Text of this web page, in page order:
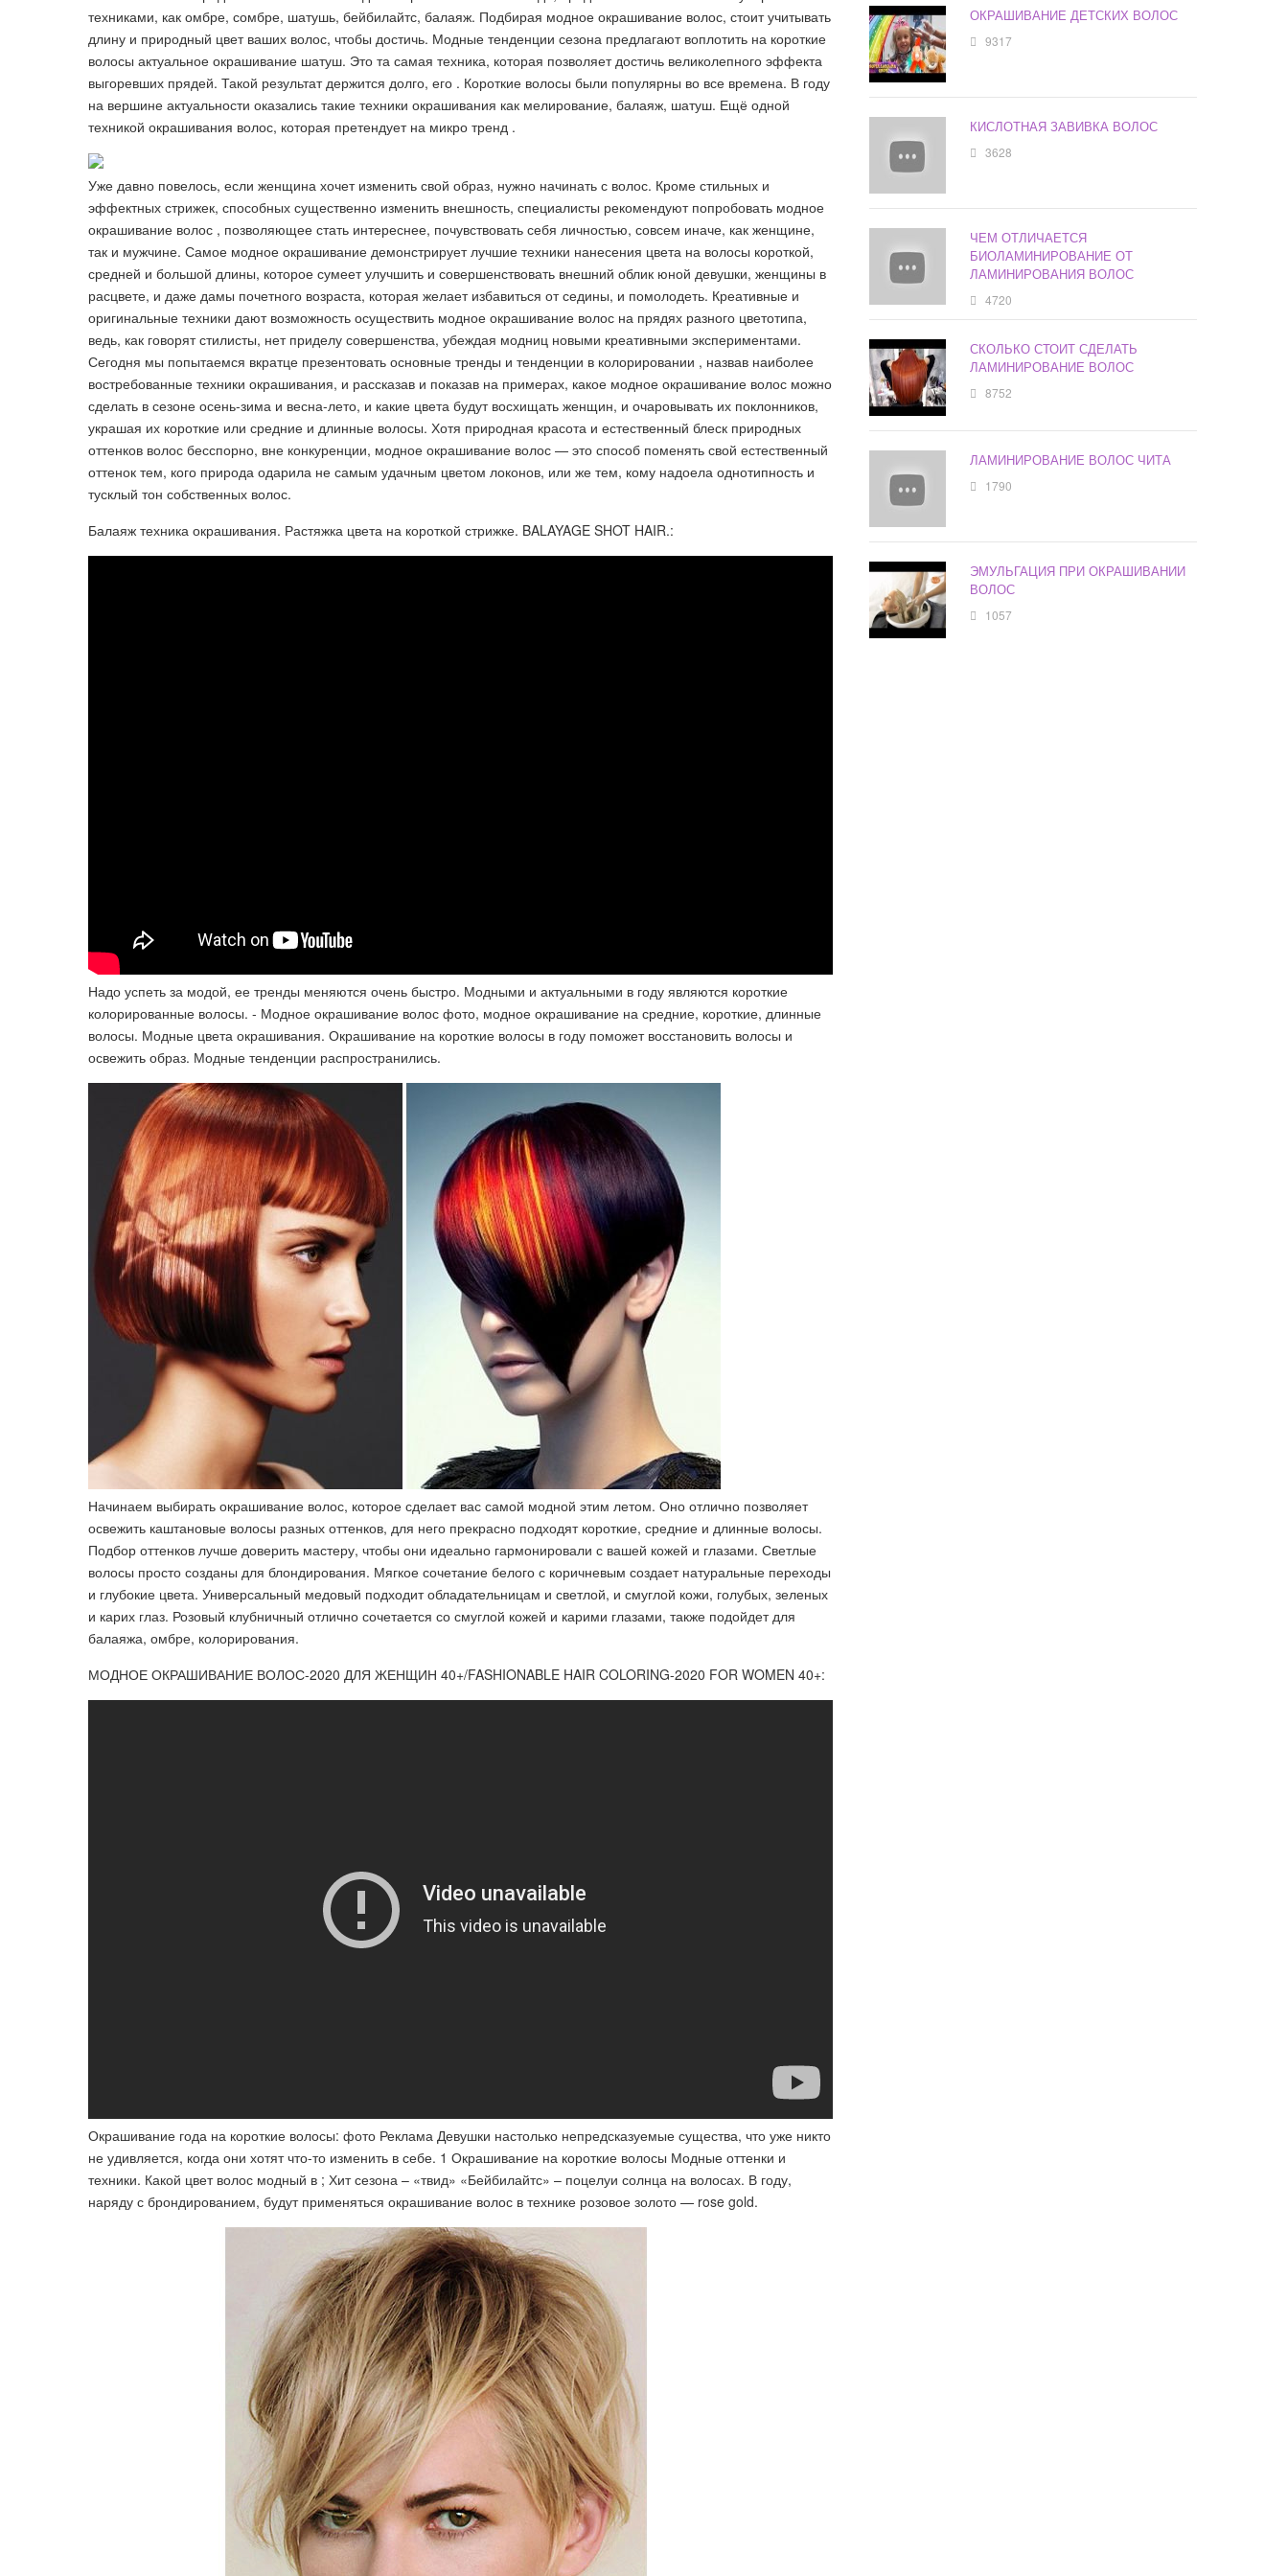
техниками, как омбре, сомбре, шатушь, бейбилайтс, балаяж. Подбирая модное окрашивание волос, стоит учитывать
длину и природный цвет ваших волос, чтобы достичь. Модные тенденции сезона предлагают воплотить на короткие
волосы актуальное окрашивание шатуш. Это та самая техника, которая позволяет достичь великолепного эффекта
выгоревших прядей. Такой результат держится долго, его . Короткие волосы были популярны во все времена. В году
на вершине актуальности оказались такие техники окрашивания как мелирование, балаяж, шатуш. Ещё одной
техникой окрашивания волос, которая претендует на микро тренд .
Уже давно повелось, если женщина хочет изменить свой образ, нужно начинать с волос. Кроме стильных и
эффектных стрижек, способных существенно изменить внешность, специалисты рекомендуют попробовать модное
окрашивание волос , позволяющее стать интереснее, почувствовать себя личностью, совсем иначе, как женщине,
так и мужчине. Самое модное окрашивание демонстрирует лучшие техники нанесения цвета на волосы короткой,
средней и большой длины, которое сумеет улучшить и совершенствовать внешний облик юной девушки, женщины в
расцвете, и даже дамы почетного возраста, которая желает избавиться от седины, и помолодеть. Креативные и
оригинальные техники дают возможность осуществить модное окрашивание волос на прядях разного цветотипа,
ведь, как говорят стилисты, нет приделу совершенства, убеждая модниц новыми креативными экспериментами.
Сегодня мы попытаемся вкратце презентовать основные тренды и тенденции в колорировании , назвав наиболее
востребованные техники окрашивания, и рассказав и показав на примерах, какое модное окрашивание волос можно
сделать в сезоне осень-зима и весна-лето, и какие цвета будут восхищать женщин, и очаровывать их поклонников,
украшая их короткие или средние и длинные волосы. Хотя природная красота и естественный блеск природных
оттенков волос бесспорно, вне конкуренции, модное окрашивание волос — это способ поменять свой естественный
оттенок тем, кого природа одарила не самым удачным цветом локонов, или же тем, кому надоела однотипность и
тусклый тон собственных волос.
Балаяж техника окрашивания. Растяжка цвета на короткой стрижке. BALAYAGE SHOT HAIR.:
Надо успеть за модой, ее тренды меняются очень быстро. Модными и актуальными в году являются короткие
колорированные волосы. - Модное окрашивание волос фото, модное окрашивание на средние, короткие, длинные
волосы. Модные цвета окрашивания. Окрашивание на короткие волосы в году поможет восстановить волосы и
освежить образ. Модные тенденции распространились.
Начинаем выбирать окрашивание волос, которое сделает вас самой модной этим летом. Оно отлично позволяет
освежить каштановые волосы разных оттенков, для него прекрасно подходят короткие, средние и длинные волосы.
Подбор оттенков лучше доверить мастеру, чтобы они идеально гармонировали с вашей кожей и глазами. Светлые
волосы просто созданы для блондирования. Мягкое сочетание белого с коричневым создает натуральные переходы
и глубокие цвета. Универсальный медовый подходит обладательницам и светлой, и смуглой кожи, голубых, зеленых
и карих глаз. Розовый клубничный отлично сочетается со смуглой кожей и карими глазами, также подойдет для
балаяжа, омбре, колорирования.
МОДНОЕ ОКРАШИВАНИЕ ВОЛОС-2020 ДЛЯ ЖЕНЩИН 40+/FASHIONABLE HAIR COLORING-2020 FOR WOMEN 40+:
Окрашивание года на короткие волосы: фото Реклама Девушки настолько непредсказуемые существа, что уже никто
не удивляется, когда они хотят что-то изменить в себе. 1 Окрашивание на короткие волосы Модные оттенки и
техники. Какой цвет волос модный в ; Хит сезона – «твид» «Бейбилайтс» – поцелуи солнца на волосах. В году,
наряду с брондированием, будут применяться окрашивание волос в технике розовое золото — rose gold.
ОКРАШИВАНИЕ ДЕТСКИХ ВОЛОС
9317
КИСЛОТНАЯ ЗАВИВКА ВОЛОС
3628
ЧЕМ ОТЛИЧАЕТСЯ
БИОЛАМИНИРОВАНИЕ ОТ
ЛАМИНИРОВАНИЯ ВОЛОС
4720
СКОЛЬКО СТОИТ СДЕЛАТЬ
ЛАМИНИРОВАНИЕ ВОЛОС
8752
ЛАМИНИРОВАНИЕ ВОЛОС ЧИТА
1790
ЭМУЛЬГАЦИЯ ПРИ ОКРАШИВАНИИ
ВОЛОС
1057